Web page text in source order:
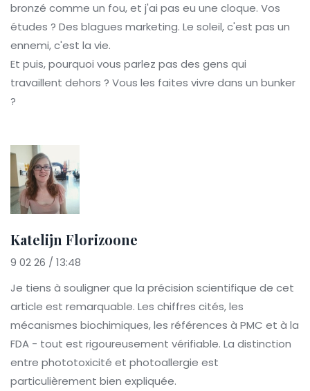
bronzé comme un fou, et j'ai pas eu une cloque. Vos
études ? Des blagues marketing. Le soleil, c'est pas un
ennemi, c'est la vie.
Et puis, pourquoi vous parlez pas des gens qui
travaillent dehors ? Vous les faites vivre dans un bunker
?
Katelijn Florizoone
9 02 26 / 13:48
Je tiens à souligner que la précision scientifique de cet
article est remarquable. Les chiffres cités, les
mécanismes biochimiques, les références à PMC et à la
FDA - tout est rigoureusement vérifiable. La distinction
entre phototoxicité et photoallergie est
particulièrement bien expliquée.